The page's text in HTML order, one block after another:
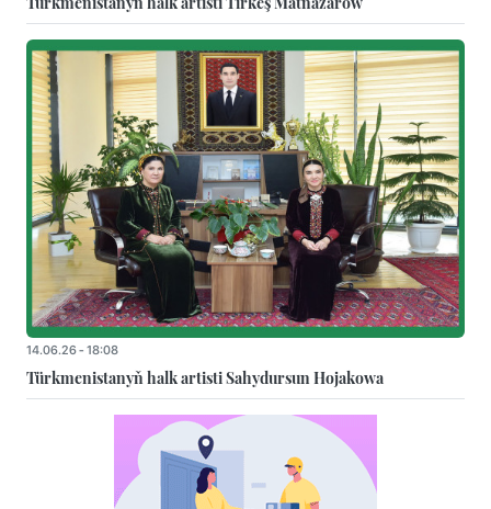
14.06.26 - 18:08
Türkmenistanyň halk artisti Sahydursun Hojakowa